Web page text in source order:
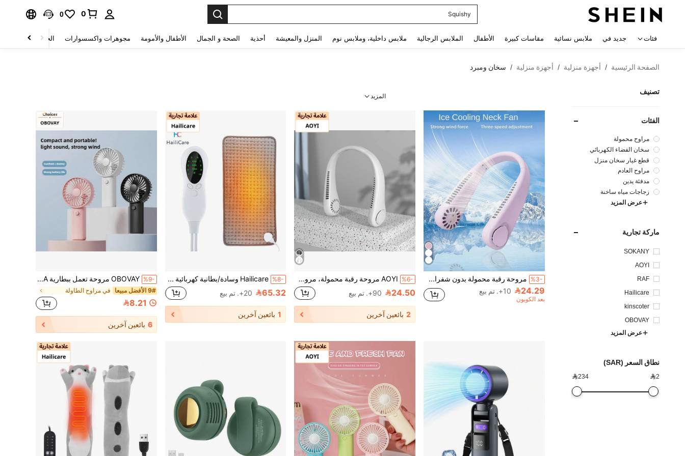
Squishy
0
0
فئات جديد في ملابس نسائية مقاسات كبيرة الأطفال الملابس الرجالية ملابس داخلية، وملابس نوم المنزل والمعيشة أحذية الصحة و الجمال الأطفال والأمومة مجوهرات واكسسوارات الحقائب والأمتعة
الصفحة الرئيسية / أجهزة منزلية / أجهزة منزلية / سخان ومبرد
تصنيف
الفئات
مراوح محمولة
سخان الفضاء الكهربائي
قطع غيار سخان منزل
مراوح العادم
مدفئة يدين
زجاجات مياه ساخنة
عرض المزيد
ماركة تجارية
SOKANY
AOYI
RAF
Hailicare
kinscoter
OBOVAY
عرض المزيد
نطاق السعر (SAR)
234 2
المزيد
%3- مروحة رقبة محمولة بدون شفرات جديدة، مروحة صغيرة قابلة لإعادة الشحن عبر USB الجيل الثالث، منفذ هواء دوامي، 3 سرعات رياح قابلة للتعديل
24.29 10+. تم بيع
بعد الكوبون
%6- AOYI مروحة رقبة محمولة، مروحة بدون شفرات بدون استخدام اليدين، مروحة رقبة شخصية قابلة للارتداء، بطارية قابلة للشحن 800 مللي أمبير، قابلة للتعديل ب- 3 سرعات، ضرورية لتبريد الصيف، مناسبة للمنزل والمكتب والرياضة والشاطئ والسفر والعطلات
24.50 90+. تم بيع
2 بائعين آخرين
%8- Hailicare وسادة/بطانية كهربائية ب- 10 مستويات للتحكم في درجة الحرارة و3 مؤقتات، مناسبة للاستخدام في المكتب والمنزل، أساسية للتدفئة في فصل الشتاء، وهي أيضًا هدية شتوية رائعة
65.32 20+. تم بيع
1 بائعين آخرين
%9- OBOVAY مروحة تعمل ببطارية AAA - مدمجة وخفيفة الوزن وقابلة للحمل، مثالية للسفر والأنشطة الخارجية. مصنوعة من مادة ABS، بعنصر تحكم بالزر، مع حبل للتعليق، متوفرة باللون الوردي/الأخضر/الأصفر/الأزرق، مروحة محمولة مناسبة للاستخدام الخارجي
9# الأفضل مبيعا في مراوح الطاولة
8.21
6 بائعين آخرين